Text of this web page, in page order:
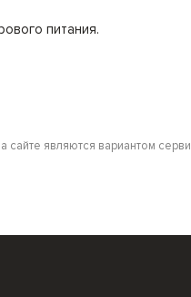
питания.
являются вариантом